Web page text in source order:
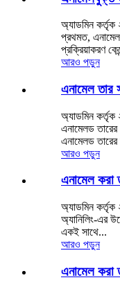
অ্যাডমিন কর্তৃক
প্রথমত, এনামেল
প্রক্রিয়াকরণ
আরও পড়ুন
এনামেল তার
অ্যাডমিন কর্তৃক
এনামেলড
এনামেলড
আরও পড়ুন
এনামেল করা
অ্যাডমিন কর্তৃক
অ্যানিলিং-এর
একই সাথে...
আরও পড়ুন
এনামেল করা